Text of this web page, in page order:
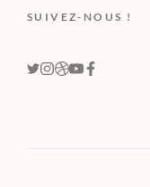
SUIVEZ-NOUS !